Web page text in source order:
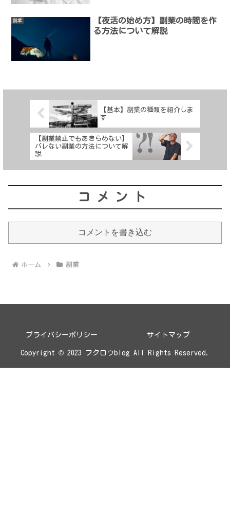
副業
【夜活の始め方】副業の時間を作
る方法について解説
【基本】副業の種類を紹介しま
す
【副業禁止でもあきらめない】
バレない副業の方法について解
説
コメント
コメントを書き込む
ホーム 副業
プライバシーポリシー サイトマップ
Copyright © 2023 フクロウblog All Rights Reserved.